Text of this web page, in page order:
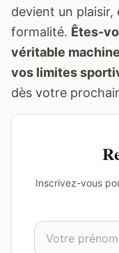
devient un
formalité. Êtes-
véritable
vos limites
dès votre
Inscrivez-vous
Prénom